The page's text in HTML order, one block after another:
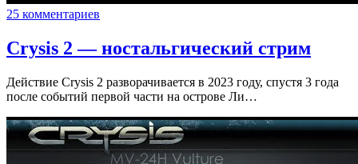
25 комментариев
Crysis 2 — ностальгический стрим
Действие Crysis 2 разворачивается в 2023 году, спустя 3 года
после событий первой части на острове Ли…